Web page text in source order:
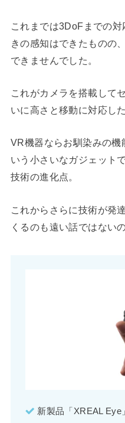
これまでは3DoFまでの
きの感知はできたものの
できませんでした。
これがカメラを搭載して
いに高さと移動に対応し
VR機器ならお馴染みの機
いう小さいなガジェット
技術の進化点。
これからさらに技術が発
くるのも遠い話ではない
新製品「XREAL Eye